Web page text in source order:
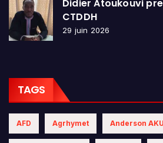
Didier Atoukouvi
CTDDH
29 juin 2026
TAGS
AFD Agrhymet Anderson